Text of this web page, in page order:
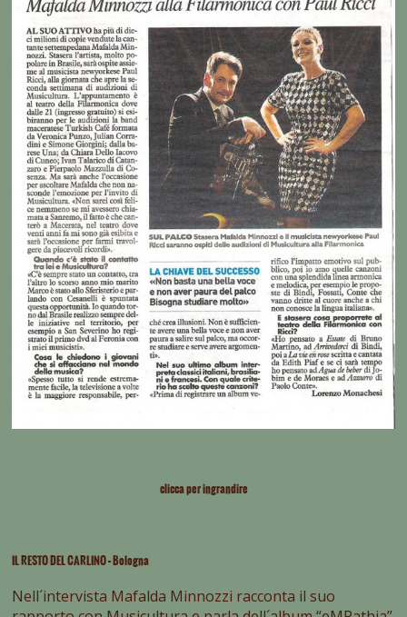
clicca per ingrandire
IL RESTO DEL CARLINO – Bologna
Nell´intervista Mafalda Minnozzi racconta il suo